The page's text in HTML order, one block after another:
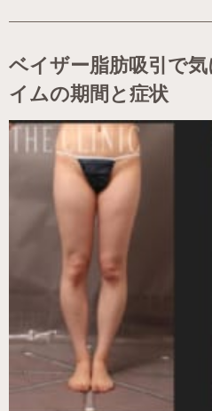
ベイザー脂肪吸引で
イムの期間と症状